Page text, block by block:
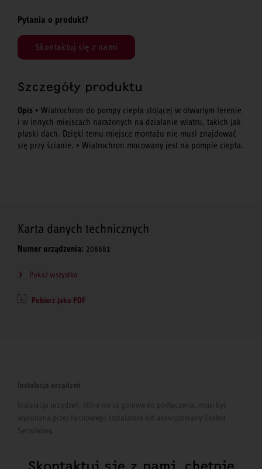
Pytania o produkt?
Skontaktuj się z nami
Szczegóły produktu
Opis • Wiatrochron do pompy ciepła stojącej w otwartym terenie
i w innych miejscach narażonych na działanie wiatru, takich jak
płaski dach. Dzięki temu miejsce montażu nie musi znajdować
się przy ścianie. • Wiatrochron mocowany jest na pompie ciepła.
Karta danych technicznych
Numer urządzenia: 208681
Pokaż wszystko
Pobierz jako PDF
Instalacja urządzeń
Instalacja urządzeń, które nie są gotowe do podłączenia, musi być
wykonana przez Fachowego Instalatora lub autoryzowany Zakład
Serwisowy.